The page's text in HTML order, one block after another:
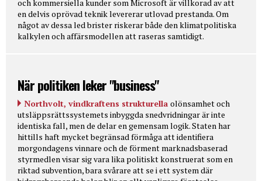
och kommersiella kunder som Microsoft är villkorad av att
en delvis oprövad teknik levererar utlovad prestanda. Om
något av dessa led brister riskerar både den klimatpolitiska
kalkylen och affärsmodellen att raseras samtidigt.
När politiken leker "business"
Northvolt, vindkraftens strukturella olönsamhet och
utsläppsrättssystemets inbyggda snedvridningar är inte
identiska fall, men de delar en gemensam logik. Staten har
hittills haft mycket begränsad förmåga att identifiera
morgondagens vinnare och de förment marknadsbaserad
styrmedlen visar sig vara lika politiskt konstruerat som en
riktad subvention, bara svårare att se i ett system där